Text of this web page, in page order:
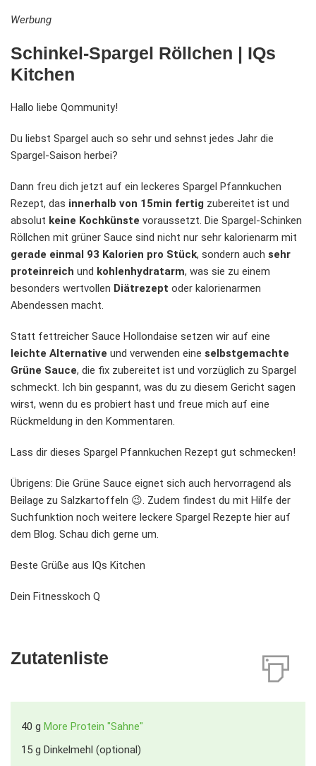
Werbung
Schinkel-Spargel Röllchen | IQs
Kitchen
Hallo liebe Qommunity!
Du liebst Spargel auch so sehr und sehnst jedes Jahr die
Spargel-Saison herbei?
Dann freu dich jetzt auf ein leckeres Spargel Pfannkuchen
Rezept, das innerhalb von 15min fertig zubereitet ist und
absolut keine Kochkünste voraussetzt. Die Spargel-Schinken
Röllchen mit grüner Sauce sind nicht nur sehr kalorienarm mit
gerade einmal 93 Kalorien pro Stück, sondern auch sehr
proteinreich und kohlenhydratarm, was sie zu einem
besonders wertvollen Diätrezept oder kalorienarmen
Abendessen macht.
Statt fettreicher Sauce Hollondaise setzen wir auf eine
leichte Alternative und verwenden eine selbstgemachte
Grüne Sauce, die fix zubereitet ist und vorzüglich zu Spargel
schmeckt. Ich bin gespannt, was du zu diesem Gericht sagen
wirst, wenn du es probiert hast und freue mich auf eine
Rückmeldung in den Kommentaren.
Lass dir dieses Spargel Pfannkuchen Rezept gut schmecken!
Übrigens: Die Grüne Sauce eignet sich auch hervorragend als
Beilage zu Salzkartoffeln 😉. Zudem findest du mit Hilfe der
Suchfunktion noch weitere leckere Spargel Rezepte hier auf
dem Blog. Schau dich gerne um.
Beste Grüße aus IQs Kitchen
Dein Fitnesskoch Q
Zutatenliste
40 g More Protein "Sahne"
15 g Dinkelmehl (optional)